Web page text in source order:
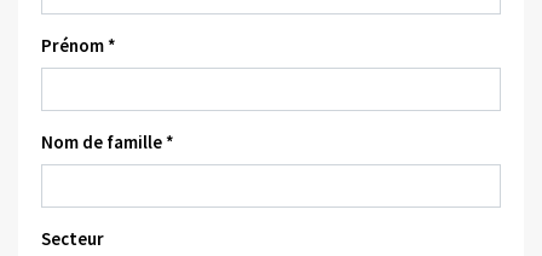
Prénom *
Nom de famille *
Secteur